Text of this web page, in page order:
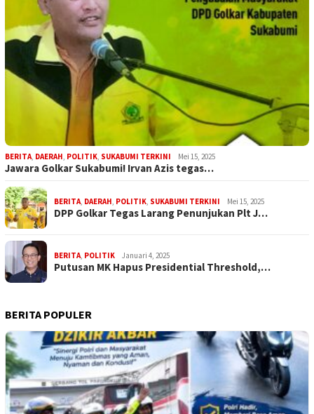
BERITA, DAERAH, POLITIK, SUKABUMI TERKINI Mei 15, 2025
Jawara Golkar Sukabumi! Irvan Azis tegas…
BERITA, DAERAH, POLITIK, SUKABUMI TERKINI Mei 15, 2025
DPP Golkar Tegas Larang Penunjukan Plt J…
BERITA, POLITIK Januari 4, 2025
Putusan MK Hapus Presidential Threshold,…
BERITA POPULER